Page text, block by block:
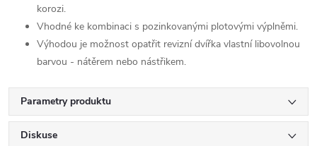
korozi.
Vhodné ke kombinaci s pozinkovanými plotovými výplněmi.
Výhodou je možnost opatřit revizní dvířka vlastní libovolnou
barvou - nátěrem nebo nástřikem.
Parametry produktu
Diskuse